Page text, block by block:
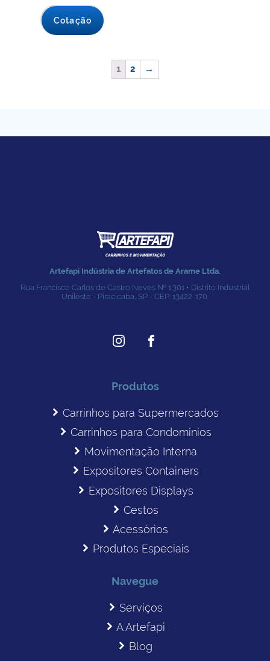
Cotação
1 2 →
Artefapi Indústria de Artefatos de Arame Ltda.
Rua Francisco Carlos de Castro Neves № 1.301 • Distrito Industrial
Unileste - Piracicaba, SP - CEP: 13422-170.
Produtos
Carrinhos para Supermercados
Carrinhos para Condomínios
Movimentação Interna
Expositores Containers
Expositores Displays
Cestos
Acessórios
Produtos Especiais
Navegue
Serviços
A Artefapi
Blog